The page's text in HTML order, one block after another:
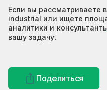
Если вы рассматриваете
industrial или ищете
аналитики и
вашу задачу.
Поделиться